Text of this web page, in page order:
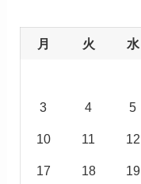
月
火 水
3 4 5
10 11 12
17 18 19